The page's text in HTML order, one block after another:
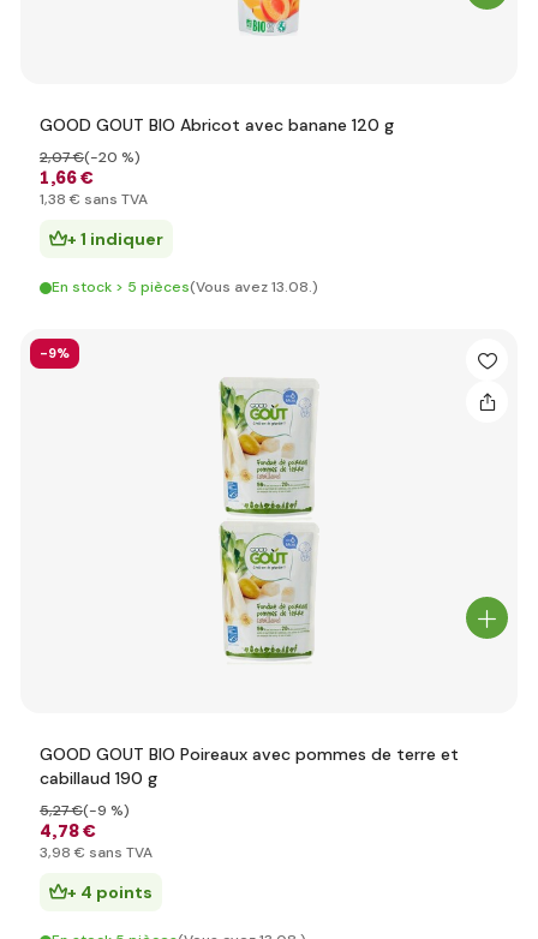
GOOD GOUT BIO Abricot avec banane 120 g
1,66 €
2,07 €(-20 %)
1,38 € sans TVA
+ 1 indiquer
En stock > 5 pièces(Vous avez 13.08.)
-9%
GOOD GOUT BIO Poireaux avec pommes de terre et
cabillaud 190 g
4,78 €
5,27 €(-9 %)
3,98 € sans TVA
+ 4 points